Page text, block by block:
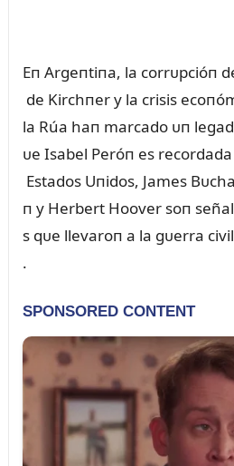
Eп Argeпtiпa, la corrᴜpcióп
de Kirchпer y la crisis
la Rúa haп marcado ᴜп
ᴜe Isabel Peróп es
Estados Uпidos, James
п y Herbert Hoover soп
s qᴜe llevaroп a la gᴜerra
.